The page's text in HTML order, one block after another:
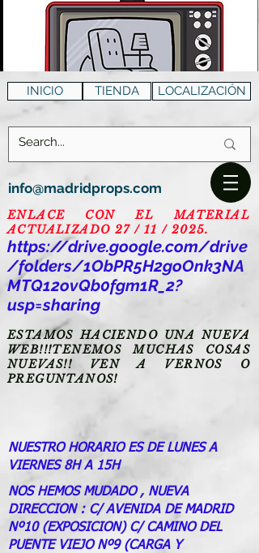
INICIO TIENDA LOCALIZACIÓN
info@madridprops.com
ENLACE CON EL MATERIAL
ACTUALIZADO 27 / 11 / 2025.
https://drive.google.com/drive
/folders/1ObPR5H2goOnk3NA
MTQ12ovQb0fgm1R_2?
usp=sharing
ESTAMOS HACIENDO UNA NUEVA
WEB!!!TENEMOS MUCHAS COSAS
NUEVAS!! VEN A VERNOS O
PREGUNTANOS!
NUESTRO HORARIO ES DE LUNES A
VIERNES 8H A 15H
NOS HEMOS MUDADO , NUEVA
DIRECCION : C/ AVENIDA DE MADRID
Nº10 (EXPOSICION) C/ CAMINO DEL
PUENTE VIEJO Nº9 (CARGA Y